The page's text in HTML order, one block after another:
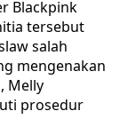
Blackpink
tersebut
salah
mengenakan
Melly
prosedur